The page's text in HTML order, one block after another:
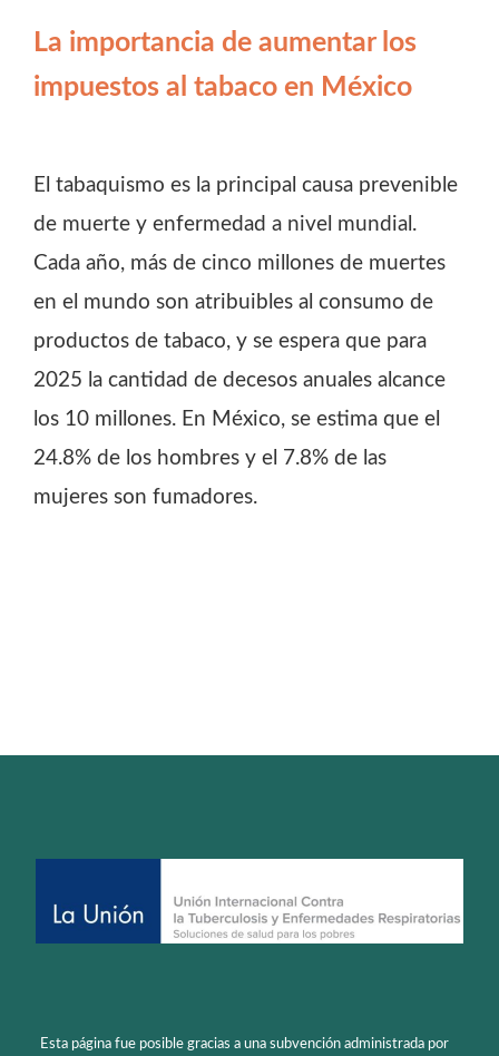
La importancia de aumentar los
impuestos al tabaco en México
El tabaquismo es la principal causa prevenible
de muerte y enfermedad a nivel mundial.
Cada año, más de cinco millones de muertes
en el mundo son atribuibles al consumo de
productos de tabaco, y se espera que para
2025 la cantidad de decesos anuales alcance
los 10 millones. En México, se estima que el
24.8% de los hombres y el 7.8% de las
mujeres son fumadores.
Esta página fue posible gracias a una subvención administrada por